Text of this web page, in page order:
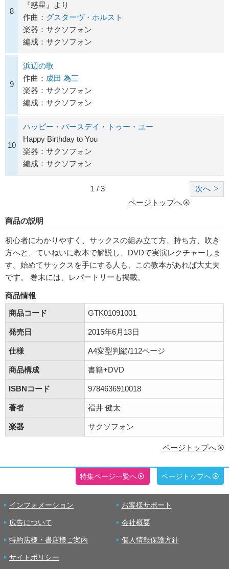
8
『惑星』より
作曲： グスターヴ・ホルスト
楽器：サクソフォン
編成：サクソフォン
9
浜辺の歌
作曲： 成田 為三
楽器：サクソフォン
編成：サクソフォン
10
ハッピー・バースデイ・トゥー・ユー
Happy Birthday to You
楽器：サクソフォン
編成：サクソフォン
次へ
1 / 3
ページトップへ
商品の説明
初心者にわかりやすく、サックスの組み立て方、持ち方、吹き
方へと、ていねいに教本で解説し、DVDで実演レクチャーしま
す。始めてサックスを手にする人も、この教本があれば大丈夫
です。 巻末には、レパートリーも掲載。
商品情報
商品コード
GTK01091001
発売日 2015年6月13日
仕様 A4変型判縦/112ページ
商品構成 書籍+DVD
ISBNコード 9784636910018
著者 福井 健太
楽器 サクソフォン
ページトップへ
特集ページ一覧へ ページトップへ
インフォメーション お客様サポート
広告について 会社概要
特約店様・書店様ご案内 個人情報保護方針
サイトポリシー